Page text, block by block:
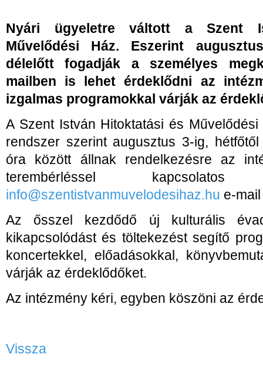
Nyári ügyeletre váltott a Szent
Művelődési Ház. Eszerint
délelőtt fogadják a személyes
mailben is lehet érdeklődni az
izgalmas programokkal várják az
A Szent István Hitoktatási és
rendszer szerint augusztus 3-ig,
óra között állnak rendelkezésre az
terembérléssel
info@szentistvanmuvelodesihaz.hu e-
Az ősszel kezdődő új kulturális
kikapcsolódást és töltekezést segítő
koncertekkel, előadásokkal,
várják az érdeklődőket.
Az intézmény kéri, egyben köszöni az
Vissza